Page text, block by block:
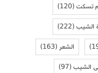
تسكت(120)
الشيب(222)
الشعر (163)
الشيب(97)